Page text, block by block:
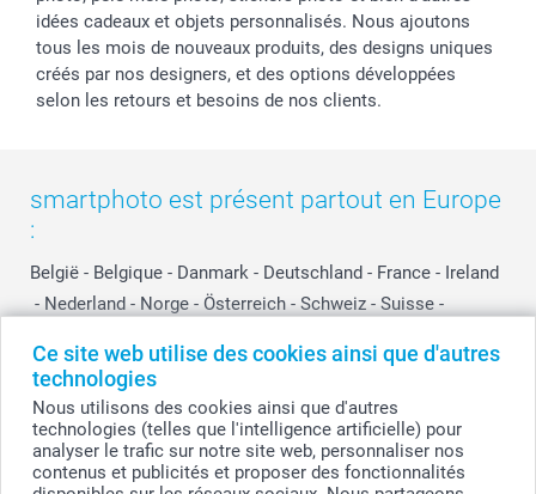
Ce site web utilise des cookies ainsi que d'autres
technologies
Nous utilisons des cookies ainsi que d'autres
technologies (telles que l'intelligence artificielle) pour
analyser le trafic sur notre site web, personnaliser nos
contenus et publicités et proposer des fonctionnalités
idées cadeaux et objets personnalisés. Nous ajoutons
tous les mois de nouveaux produits, des designs uniques
créés par nos designers, et des options développées
selon les retours et besoins de nos clients.
smartphoto est présent partout en Europe
:
België - Belgique - Danmark - Deutschland - France - Ireland
- Nederland - Norge - Österreich - Schweiz - Suisse -
Other Countries
Tous les prix sont en EURO (€), TVA incluse et hors frais de port.